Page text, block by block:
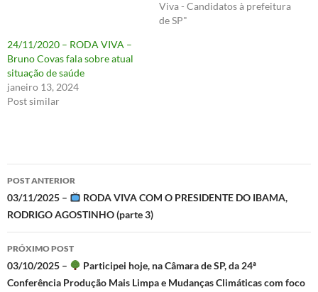
Viva - Candidatos à prefeitura
de SP"
24/11/2020 – RODA VIVA –
Bruno Covas fala sobre atual
situação de saúde
janeiro 13, 2024
Post similar
Navegação
de
posts
POST ANTERIOR
03/11/2025 –
RODA VIVA COM O PRESIDENTE DO IBAMA,
RODRIGO AGOSTINHO (parte 3)
PRÓXIMO POST
03/10/2025 –
Participei hoje, na Câmara de SP, da 24ª
Conferência Produção Mais Limpa e Mudanças Climáticas com foco